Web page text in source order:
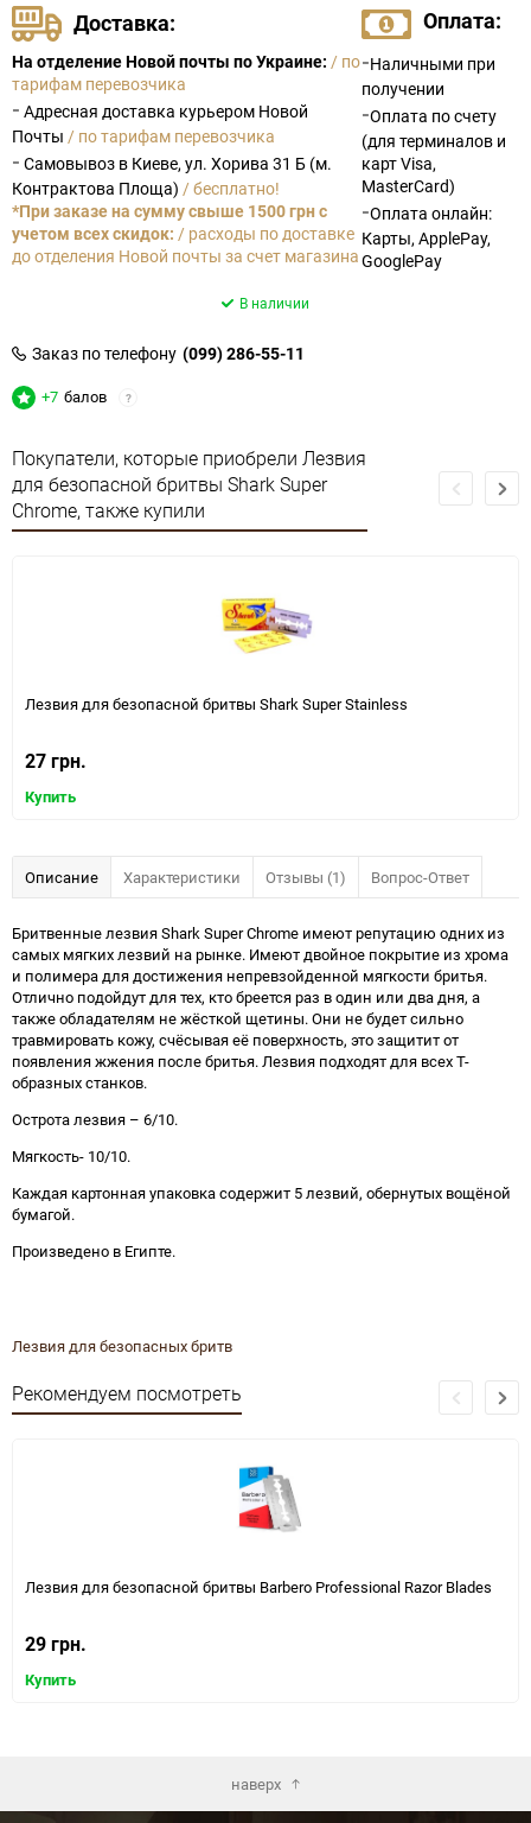
Доставка:
На отделение Новой почты по Украине: / по
тарифам перевозчика
- Адресная доставка курьером Новой
Почты / по тарифам перевозчика
- Самовывоз в Киеве, ул. Хорива 31 Б (м.
Контрактова Площа) / бесплатно!
*При заказе на сумму свыше 1500 грн с
учетом всех скидок: / расходы по доставке
до отделения Новой почты за счет магазина
Оплата:
-Наличными при
получении
-Оплата по счету
(для терминалов и
карт Visa,
MasterCard)
-Оплата онлайн:
Карты, ApplePay,
GooglePay
В наличии
Заказ по телефону (099) 286-55-11
+7 балов ?
Покупатели, которые приобрели Лезвия
для безопасной бритвы Shark Super
Chrome, также купили
Лезвия для безопасной бритвы Shark Super Stainless
27 грн.
Купить
Описание Характеристики Отзывы (1) Вопрос-Ответ
Бритвенные лезвия Shark Super Chrome имеют репутацию одних из
самых мягких лезвий на рынке. Имеют двойное покрытие из хрома
и полимера для достижения непревзойденной мягкости бритья.
Отлично подойдут для тех, кто бреется раз в один или два дня, а
также обладателям не жёсткой щетины. Они не будет сильно
травмировать кожу, счёсывая её поверхность, это защитит от
появления жжения после бритья. Лезвия подходят для всех Т-
образных станков.
Острота лезвия – 6/10.
Мягкость- 10/10.
Каждая картонная упаковка содержит 5 лезвий, обернутых вощёной
бумагой.
Произведено в Египте.
Лезвия для безопасных бритв
Рекомендуем посмотреть
Лезвия для безопасной бритвы Barbero Professional Razor Blades
29 грн.
Купить
наверх